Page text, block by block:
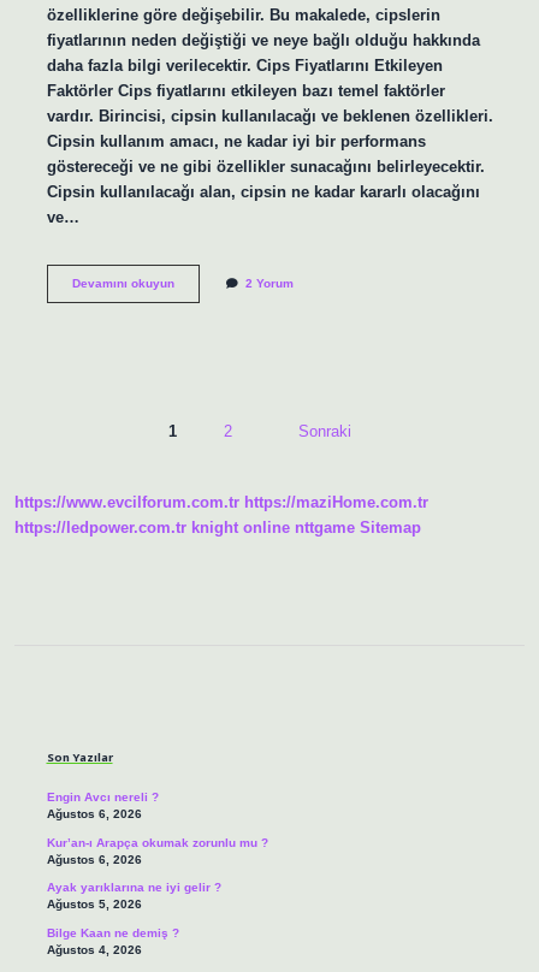
özelliklerine göre değişebilir. Bu makalede, cipslerin
fiyatlarının neden değiştiği ve neye bağlı olduğu hakkında
daha fazla bilgi verilecektir. Cips Fiyatlarını Etkileyen
Faktörler Cips fiyatlarını etkileyen bazı temel faktörler
vardır. Birincisi, cipsin kullanılacağı ve beklenen özellikleri.
Cipsin kullanım amacı, ne kadar iyi bir performans
göstereceği ve ne gibi özellikler sunacağını belirleyecektir.
Cipsin kullanılacağı alan, cipsin ne kadar kararlı olacağını
ve…
Devamını okuyunCips
2 Yorum
1 2 Sonraki
https://www.evcilforum.com.tr https://maziHome.com.tr
https://ledpower.com.tr knight online nttgame Sitemap
Son Yazılar
Engin Avcı nereli ?
Ağustos 6, 2026
Kur’an-ı Arapça okumak zorunlu mu ?
Ağustos 6, 2026
Ayak yarıklarına ne iyi gelir ?
Ağustos 5, 2026
Bilge Kaan ne demiş ?
Ağustos 4, 2026